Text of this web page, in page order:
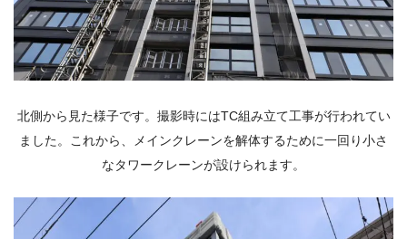
北側から見た様子です。撮影時にはTC組み立て工事が行われてい
ました。これから、メインクレーンを解体するために一回り小さ
なタワークレーンが設けられます。